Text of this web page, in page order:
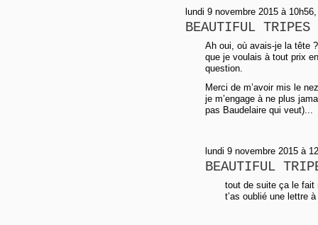
lundi 9 novembre 2015 à
BEAUTIFUL TRIPES
Ah oui, où avais-je la tête
que je voulais à tout prix
question.
Merci de m’avoir mis le
je m’engage à ne plus
pas Baudelaire qui veut)...
lundi 9 novembre 2015 à
BEAUTIFUL
tout de suite ça le fait
t’as oublié une lettre